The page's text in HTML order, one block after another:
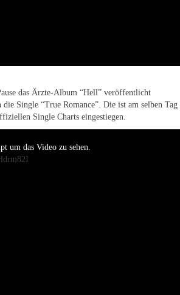
das Ärzte-Album “Hell” veröffentlicht
Single “True Romance”. Die ist am selben Tag
Single Charts eingestiegen.
um das Video zu sehen.